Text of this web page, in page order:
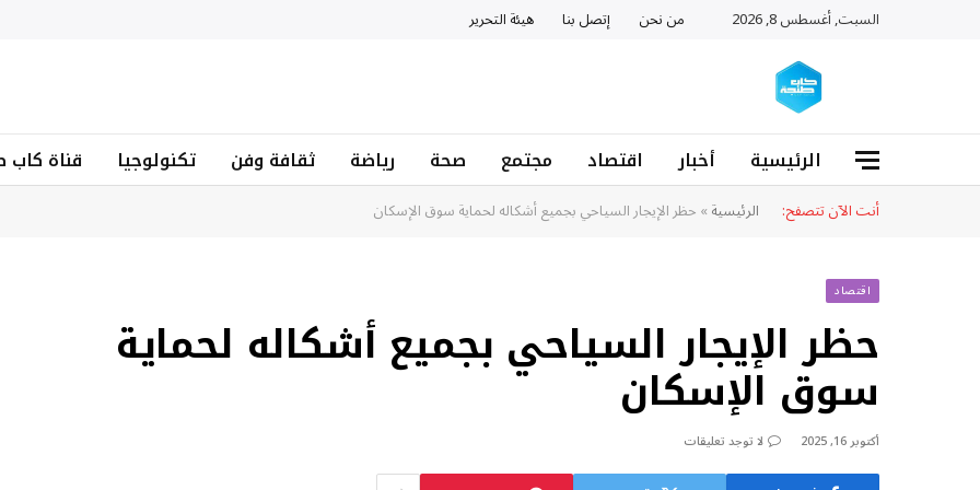
السبت, أغسطس 8, 2026 من نحن إتصل بنا هيئة التحرير
الرئيسية أخبار اقتصاد مجتمع صحة رياضة ثقافة وفن تكنولوجيا قناة كاب
أنت الآن تتصفح: الرئيسية»حظر الإيجار السياحي بجميع أشكاله لحماية سوق الإسكان
اقتصاد
حظر الإيجار السياحي بجميع أشكاله لحماية
سوق الإسكان
أكتوبر 16, 2025 لا توجد تعليقات